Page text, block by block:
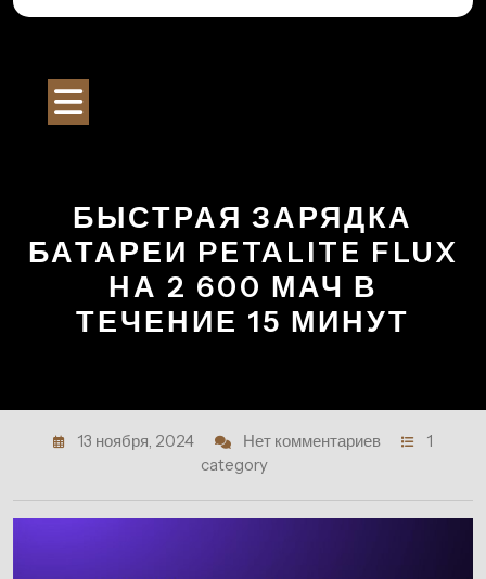
Перейти
БЫСТРАЯ ЗАРЯДКА
БАТАРЕИ PETALITE FLUX
НА 2 600 МАЧ В
ТЕЧЕНИЕ 15 МИНУТ
13 ноября, 2024 Нет комментариев
1
category